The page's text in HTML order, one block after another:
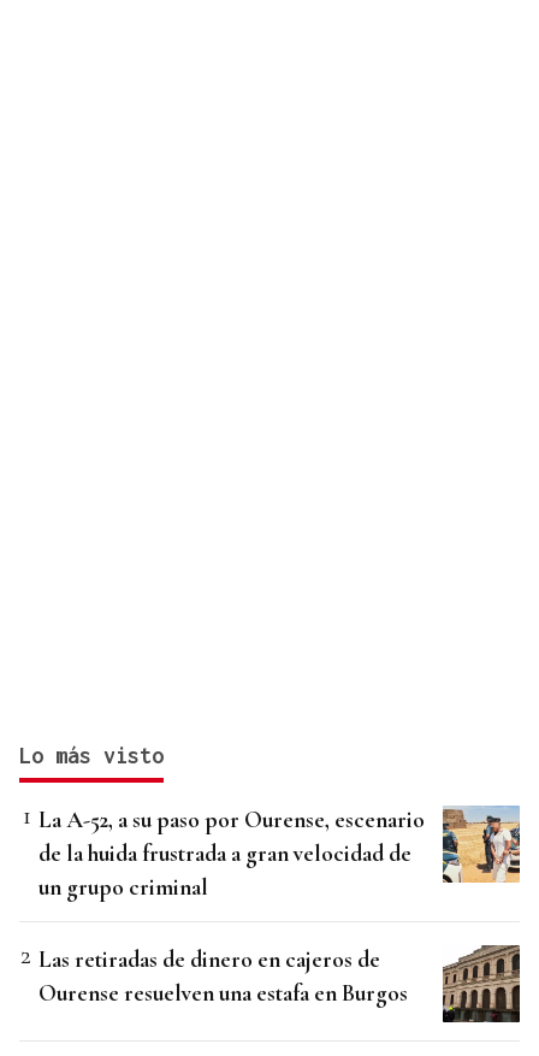
Lo más visto
La A-52, a su paso por Ourense, escenario
de la huida frustrada a gran velocidad de
un grupo criminal
Las retiradas de dinero en cajeros de
Ourense resuelven una estafa en Burgos